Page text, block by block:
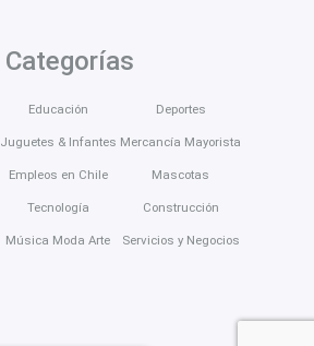
Categorías
Educación
Juguetes & Infantes
Empleos en Chile
Tecnología
Música Moda Arte
Deportes
Mercancía Mayorista
Mascotas
Construcción
Servicios y Negocios